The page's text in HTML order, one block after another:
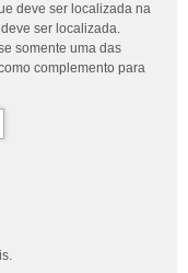
deve ser localizada na
ser localizada.
somente uma das
complemento para